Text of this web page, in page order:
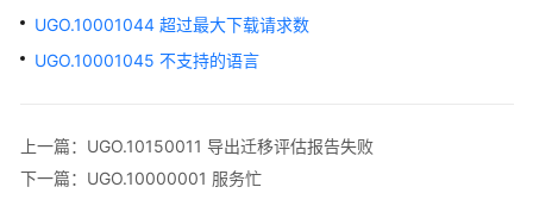
数
源
语
UGO.10001044 超过最大下载请求数
UGO.10001045 不支持的语言
上一篇：UGO.10150011 导出迁移评估报告失败
下一篇：UGO.10000001 服务忙